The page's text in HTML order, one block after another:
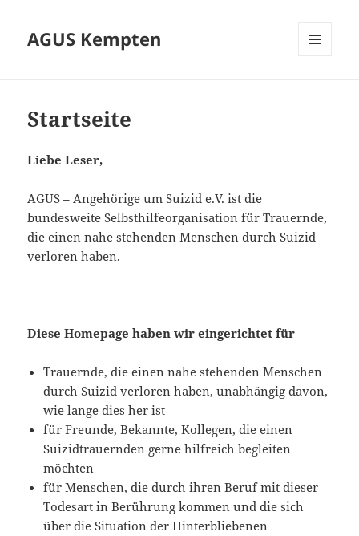
AGUS Kempten
Startseite
Liebe Leser,
AGUS – Angehörige um Suizid e.V. ist die
bundesweite Selbsthilfeorganisation für Trauernde,
die einen nahe stehenden Menschen durch Suizid
verloren haben.
Diese Homepage haben wir eingerichtet für
Trauernde, die einen nahe stehenden Menschen
durch Suizid verloren haben, unabhängig davon,
wie lange dies her ist
für Freunde, Bekannte, Kollegen, die einen
Suizidtrauernden gerne hilfreich begleiten
möchten
für Menschen, die durch ihren Beruf mit dieser
Todesart in Berührung kommen und die sich
über die Situation der Hinterbliebenen